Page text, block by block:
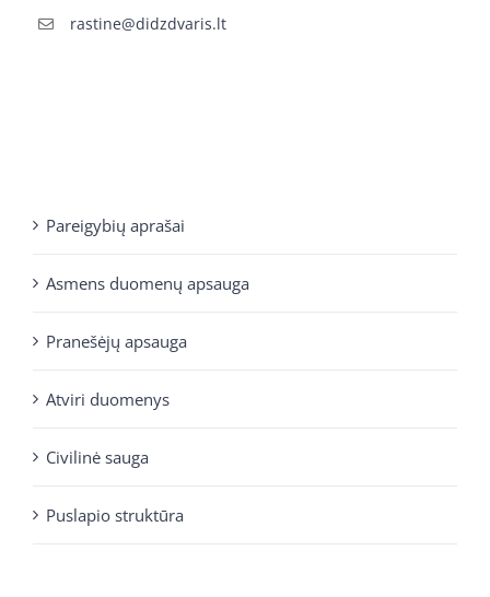
rastine@didzdvaris.lt
Pareigybių aprašai
Asmens duomenų apsauga
Pranešėjų apsauga
Atviri duomenys
Civilinė sauga
Puslapio struktūra